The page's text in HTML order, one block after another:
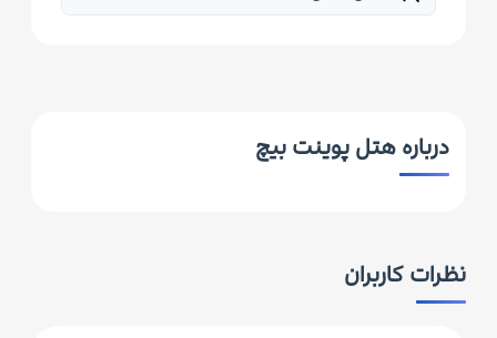
درباره هتل پوینت بیچ
نظرات کاربران